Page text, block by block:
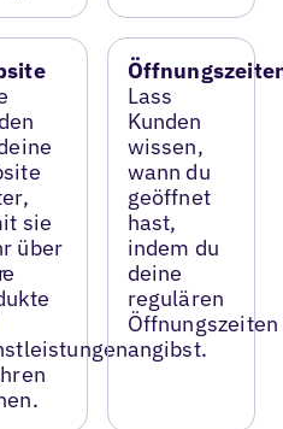
sie
über
Lass
Kunden
wissen,
wann du
geöffnet
hast,
indem du
deine
regulären
Öffnungszeiten
angibst.